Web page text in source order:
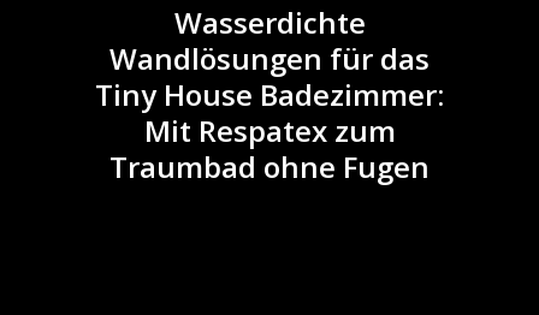
Wasserdichte
Wandlösungen für das
Tiny House Badezimmer:
Mit Respatex zum
Traumbad ohne Fugen